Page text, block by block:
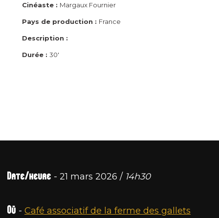
Cinéaste : Margaux Fournier
Pays de production : France
Description :
Durée : 30'
Date/heure - 21 mars 2026 / 14h30
Où - Café associatif de la ferme des gallets